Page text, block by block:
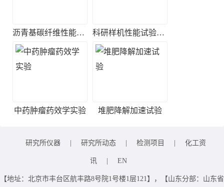
沥青基碳纤维性能检测 科研样机性能试验服务
中药肿瘤药效学实验 堆肥降解加速试验
研究所仪器 研究所动态 检测项目 化工资
讯 EN
【地址：北京市丰台区航丰路8号院1号楼1层121】，【山东分部：山东省